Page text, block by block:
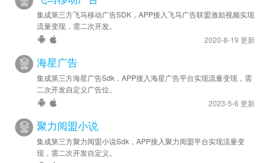
集成第三方飞马移动广告SDK，APP接入飞马广告联盟激励视频实现
流量变现，需二次开发。
2020-8-19 更新
海星广告
集成第三方海星广告Sdk，APP接入海星广告平台实现流量变现，需
二次开发自定义广告位。
2023-5-6 更新
聚力阅盟小说
集成第三方聚力阅盟小说Sdk，APP接入聚力阅盟平台实现流量变
现，需二次开发自定义。